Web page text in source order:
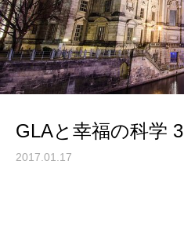
GLAと幸福の科学 3
2017.01.17